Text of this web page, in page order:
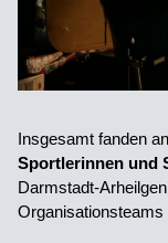
Insgesamt fanden
Sportlerinnen und
Darmstadt-
Organisationsteams